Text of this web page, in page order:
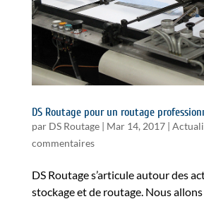
DS Routage pour un routage
par DS Routage| Mar 14, 2017|
commentaires
DS Routage s’articule autour des
stockage et de routage. Nous